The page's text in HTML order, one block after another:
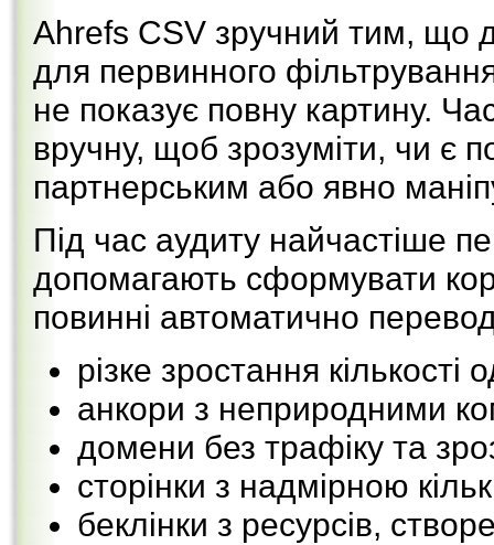
Ahrefs CSV зручний тим, що
для первинного
не показує повну картину.
вручну, щоб зрозуміти, чи є
партнерським або явно
Під час аудиту найчастіше
допомагають сформувати
повинні автоматично
різке зростання кількості
анкори з неприродними
домени без трафіку та
сторінки з надмірною
беклінки з ресурсів,